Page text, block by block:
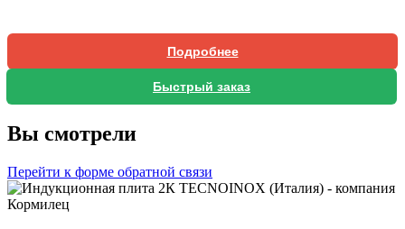
Подробнее
Быстрый заказ
Вы смотрели
Перейти к форме обратной связи